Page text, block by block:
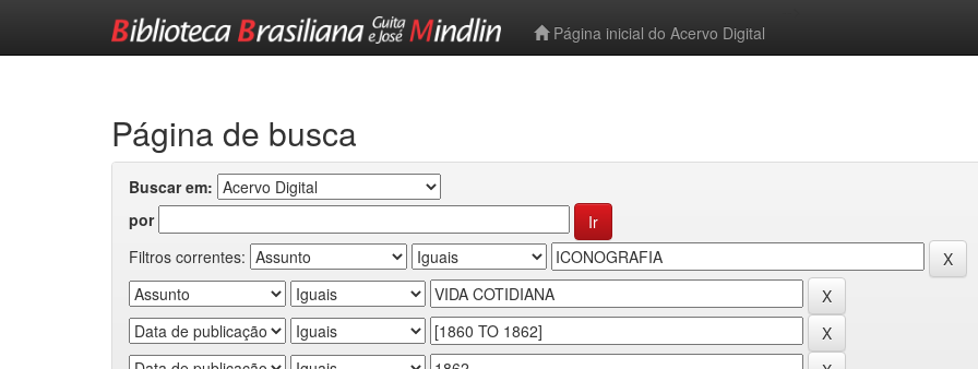
Página inicial do Acervo Digital
Página de busca
Buscar em:
por
Filtros correntes: